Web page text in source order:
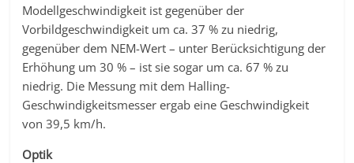
Modellgeschwindigkeit ist gegenüber der
Vorbildgeschwindigkeit um ca. 37 % zu niedrig,
gegenüber dem NEM-Wert – unter Berücksichtigung der
Erhöhung um 30 % – ist sie sogar um ca. 67 % zu
niedrig. Die Messung mit dem Halling-
Geschwindigkeitsmesser ergab eine Geschwindigkeit
von 39,5 km/h.
Optik